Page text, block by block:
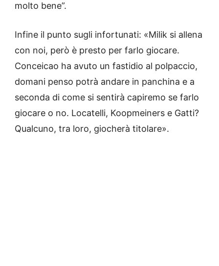
molto bene”.
Infine il punto sugli infortunati: «Milik si allena
con noi, però è presto per farlo giocare.
Conceicao ha avuto un fastidio al polpaccio,
domani penso potrà andare in panchina e a
seconda di come si sentirà capiremo se farlo
giocare o no. Locatelli, Koopmeiners e Gatti?
Qualcuno, tra loro, giocherà titolare».